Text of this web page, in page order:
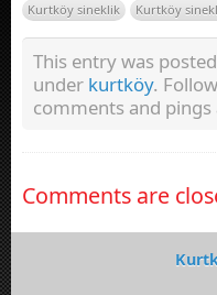
Kurtköy sineklik Kurtköy
This entry was
under kurtköy.
comments and
Comments are